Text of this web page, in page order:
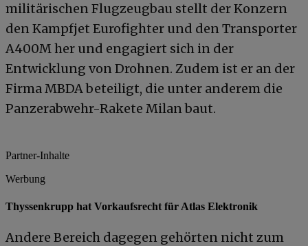
militärischen Flugzeugbau stellt der Konzern
den Kampfjet Eurofighter und den Transporter
A400M her und engagiert sich in der
Entwicklung von Drohnen. Zudem ist er an der
Firma MBDA beteiligt, die unter anderem die
Panzerabwehr-Rakete Milan baut.
Partner-Inhalte
Werbung
Thyssenkrupp hat Vorkaufsrecht für Atlas Elektronik
Andere Bereich dagegen gehörten nicht zum